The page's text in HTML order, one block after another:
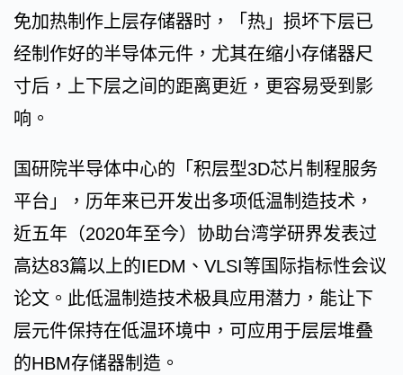
免加热制作上层存储器时，「热」损坏下层已
经制作好的半导体元件，尤其在缩小存储器尺
寸后，上下层之间的距离更近，更容易受到影
响。
国研院半导体中心的「积层型3D芯片制程服务
平台」，历年来已开发出多项低温制造技术，
近五年（2020年至今）协助台湾学研界发表过
高达83篇以上的IEDM、VLSI等国际指标性会议
论文。此低温制造技术极具应用潜力，能让下
层元件保持在低温环境中，可应用于层层堆叠
的HBM存储器制造。